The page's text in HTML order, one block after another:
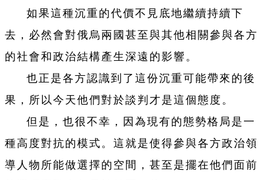
如果這種沉重的代價不見底地繼續持續下
去，必然會對俄烏兩國甚至與其他相關參與各方
的社會和政治結構產生深遠的影響。
也正是各方認識到了這份沉重可能帶來的後
果，所以今天他們對於談判才是這個態度。
但是，也很不幸，因為現有的態勢格局是一
種高度對抗的模式。這就是使得參與各方政治領
導人物所能做選擇的空間，甚至是擺在他們面前